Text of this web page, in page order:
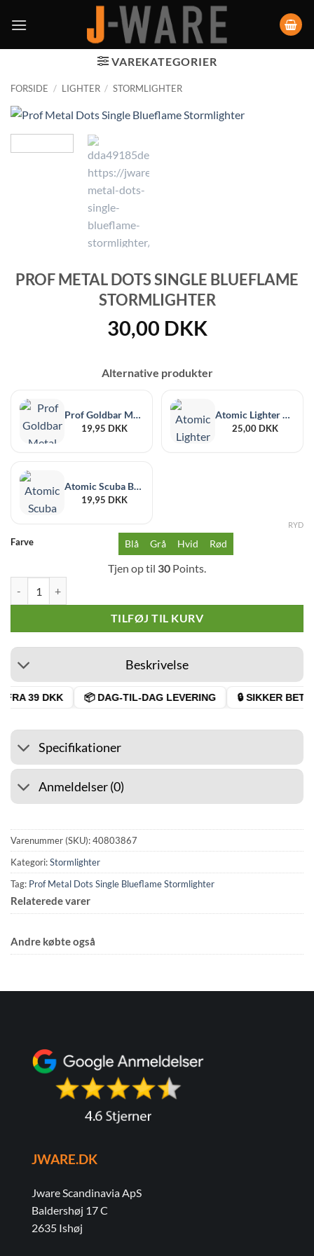
VAREKATEGORIER
FORSIDE / LIGHTER / STORMLIGHTER
PROF METAL DOTS SINGLE BLUEFLAME
STORMLIGHTER
30,00 DKK
Alternative produkter
Prof Goldbar Metal Case Jet Lighter
19,95 DKK
Atomic Lighter Sæt
25,00 DKK
Atomic Scuba Black Rubber Jetflame
19,95 DKK
Farve Blå Grå Hvid Rød
RYD
Tjen op til 30 Points.
TILFØJ TIL KURV
Beskrivelse
39 DKK 📦 DAG-TIL-DAG LEVERING 🔒 SIKKER
Specifikationer
Anmeldelser (0)
Varenummer (SKU):40803867
Kategori:Stormlighter
Tag: Prof Metal Dots Single Blueflame Stormlighter
Relaterede varer
Andre købte også
JWARE.DK
Jware Scandinavia ApS
Baldershøj 17 C
2635 Ishøj